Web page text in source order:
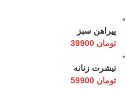
پیراهن سبز
تومان
تیشرت زنانه
تومان